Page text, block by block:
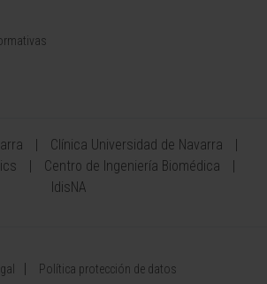
Clínica Universidad de Navarra
Centro de Ingeniería Biomédica
IdisNA
Política protección de datos